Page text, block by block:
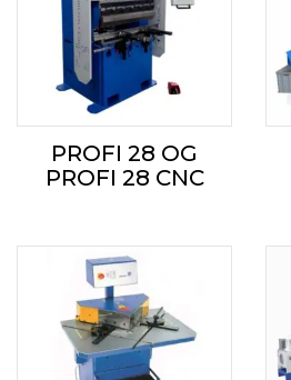
PROFI 28 OG
PROFI 28 CNC